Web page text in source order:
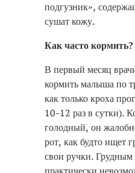
подгузник»,
сушат кожу.
Как часто кормить?
В первый месяц
кормить малыша по
как только кроха
10-12 раз в сутки).
голодный, он
рот, как будто ищет
свои ручки.